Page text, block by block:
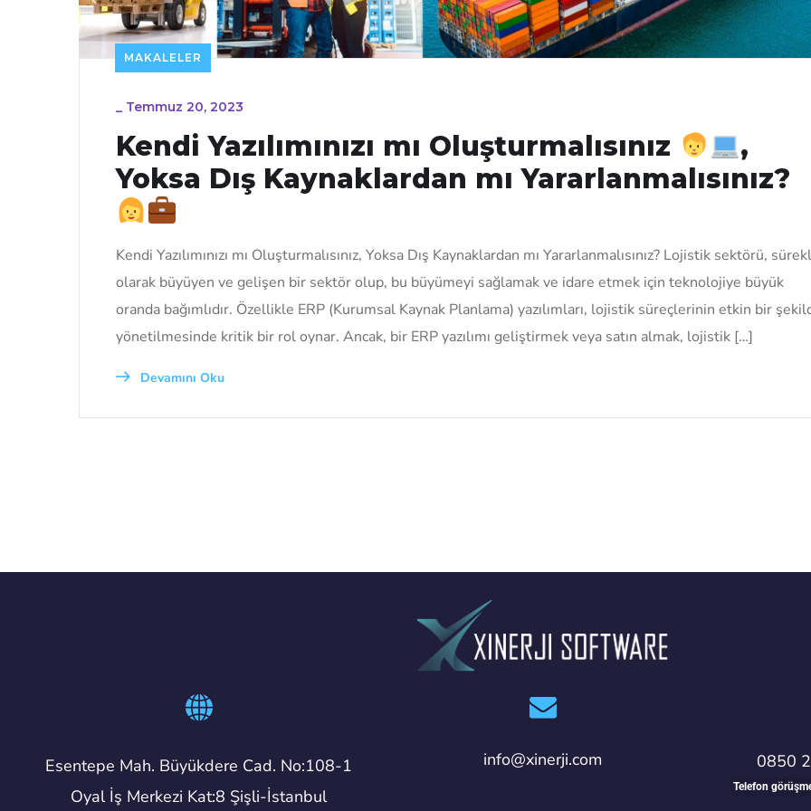
MAKALELER
_ Temmuz 20, 2023
Kendi Yazılımınızı mı Oluşturmalısınız
,
Yoksa Dış Kaynaklardan mı Yararlanmalısınız?
Kendi Yazılımınızı mı Oluşturmalısınız, Yoksa Dış Kaynaklardan mı Yararlanmalısınız? Lojistik sektörü,
olarak büyüyen ve gelişen bir sektör olup, bu büyümeyi sağlamak ve idare etmek için teknolojiye büyük
oranda bağımlıdır. Özellikle ERP (Kurumsal Kaynak Planlama) yazılımları, lojistik süreçlerinin etkin bir
yönetilmesinde kritik bir rol oynar. Ancak, bir ERP yazılımı geliştirmek veya satın almak, lojistik […]
Devamını Oku
Esentepe Mah. Büyükdere Cad. No:108-1
Oyal İş Merkezi Kat:8 Şişli-İstanbul
info@xinerji.com 0850
Telefon